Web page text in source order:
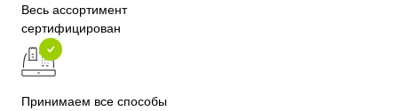
Весь ассортимент
сертифицирован
Принимаем все способы